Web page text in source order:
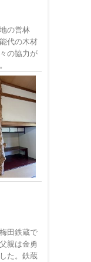
の営林
代の木材
の協力が
田鉄蔵で
親は金勇
た。鉄蔵